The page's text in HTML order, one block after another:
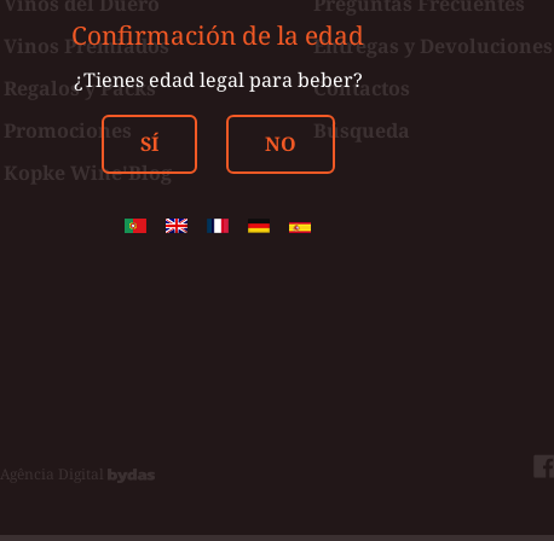
Vinos Premiados
Regalos y Packs
Promociones
Kopke Wine'Blog
Entregas y Devoluciones
Contactos
Búsqueda
Agência Digital
Confirmación de la edad
¿Tienes edad legal para beber?
SÍ NO